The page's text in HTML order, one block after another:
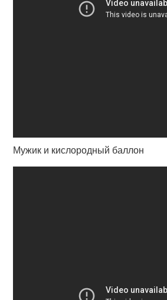
Мужик и кислородный баллон